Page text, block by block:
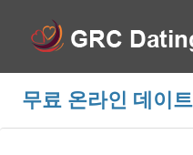
무료 온라인 데이